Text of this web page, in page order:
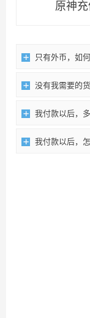
原神充
只有外币，如
没有我需要的
我付款以后，多
我付款以后，怎